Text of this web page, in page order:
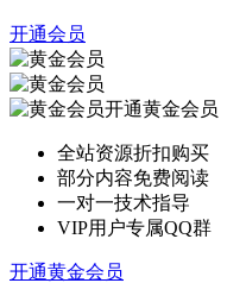
开通会员
开通黄金会员
全站资源折扣购买
部分内容免费阅读
一对一技术指导
VIP用户专属QQ群
开通黄金会员